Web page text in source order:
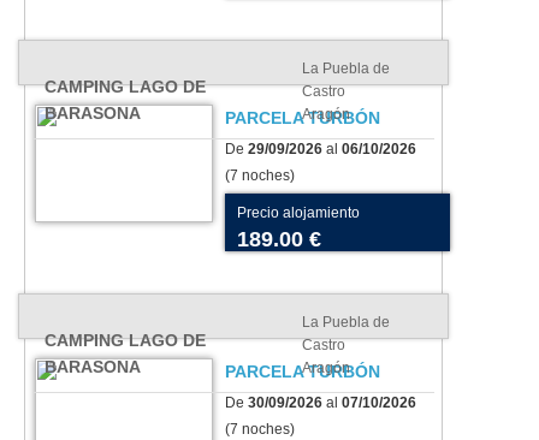
CAMPING LAGO DE
BARASONA
La Puebla de
Castro
Aragón
PARCELA TURBÓN
De 29/09/2026 al 06/10/2026
(7 noches)
Precio alojamiento
189.00 €
CAMPING LAGO DE
BARASONA
La Puebla de
Castro
Aragón
PARCELA TURBÓN
De 30/09/2026 al 07/10/2026
(7 noches)